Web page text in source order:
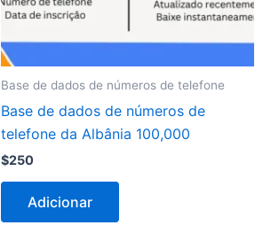
Base de dados de números de telefone
Base de dados de números de
telefone da Albânia 100,000
$250
Adicionar